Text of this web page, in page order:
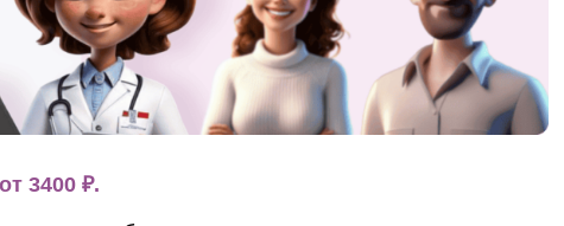
от 3400 ₽.